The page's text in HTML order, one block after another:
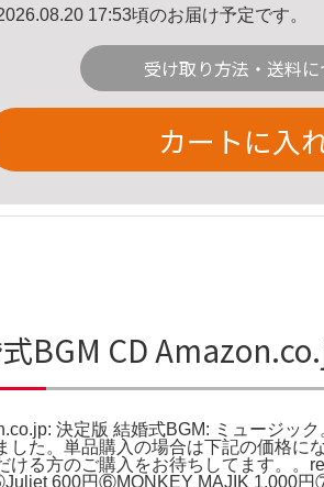
17:53頃のお届け予定です。
受け取り方法・送料に
カートに入
BGM CD
決定版 結婚式BGM: ミュージッ
した。単品購入の場合は下記の価格に
ける方のご購入をお待ちしてます。
600円⑥MONKEY MAJIK 1,000